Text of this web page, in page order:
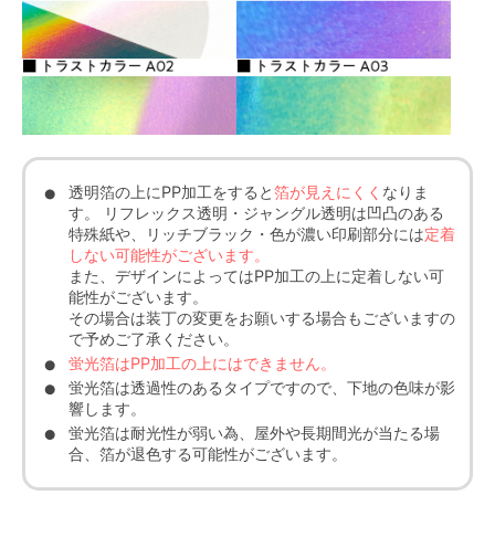
透明箔の上にPP加工をすると箔が見えにくく なりま
す。 リフレックス透明・ジャングル透明は凹凸のある
特殊紙や、リッチブラック・色が濃い印刷部分には定着
しない可能性がございます。
また、デザインによってはPP加工の上に定着しない可
能性がございます。
その場合は装丁の変更をお願いする場合もございますの
で予めご了承ください。
蛍光箔はPP加工の上にはできません。
蛍光箔は透過性のあるタイプですので、下地の色味が影
響します。
蛍光箔は耐光性が弱い為、屋外や長期間光が当たる場
合、箔が退色する可能性がございます。